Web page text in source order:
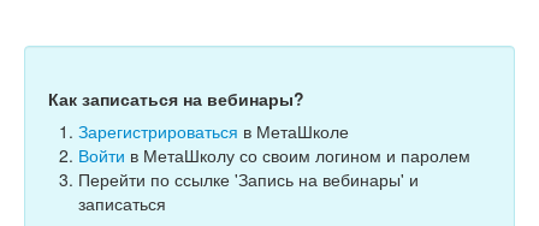
Учитель
Как записаться на вебинары?
Зарегистрироваться в МетаШколе
Войти в МетаШколу со своим логином и паролем
Перейти по ссылке 'Запись на вебинары' и
записаться